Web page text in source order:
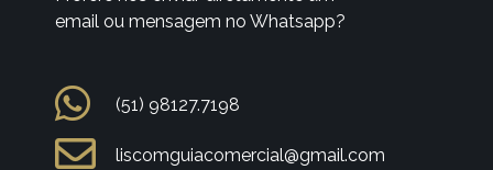
email ou mensagem no Whatsapp?
(51) 98127.7198
liscomguiacomercial@gmail.com